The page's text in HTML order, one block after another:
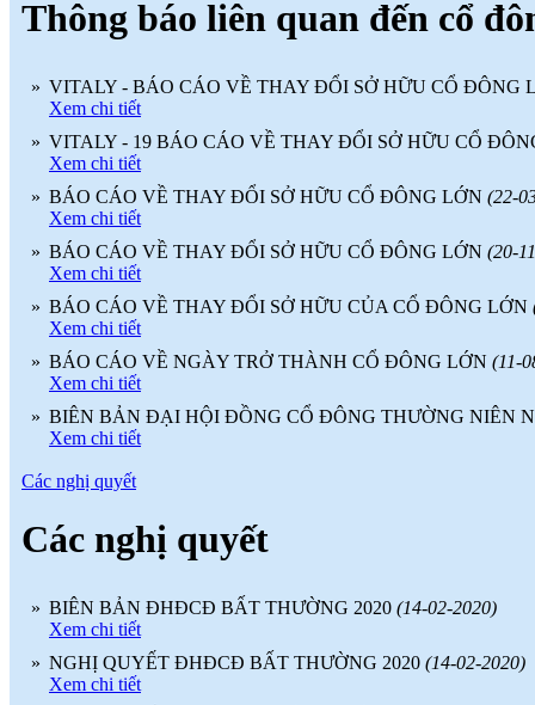
TINH THẦN SÁNG TẠO CỦA
NGƯỜI LAO ĐỘNG (2018-07-05)
CHỨC THÀNH CÔNG ĐHĐCĐ
THƯỜNG NIÊN NĂM 2018
GẠCH MEN THANH THANH TỔ
CHỨC HỘI NGHỊ TỔNG KẾT
TÌNH HÌNH SXKD NĂM 2017 VÀ
TRIỂN KHAI HOẠT ĐỘNG SXKD
NĂM 2018 (2018-01-17
CÔNG ĐOÀN CÔNG TY GẠCH
MEN THANH THANH TỔ CHỨC
THÀNH CÔNG ĐẠI HỘI NHIỆM
KỲ XV (2017 - 2022) (2017-10-04
GẠCH MEN THANH THANH TỔ
CHỨC HỘI THAO MỪNG NGÀY
CÁCH MẠNG THÁNG 8 VÀ
QUỐC KHÁNH 2/9.
GẠCH MEN THANH THANH TỔ
CHỨC THÀNH CÔNG HỘI NGHỊ
NĂM 2017 (2017-10-02
trường và an toàn cho người sử
dụng ( 2017-09-06)
gạch ốp lát ứng dụng công nghệ nano
sẽ là lựa chọn thích hợp
Công nghệ nano là quy trình liên quan
đến việc thiết kế, phân tích, chế tạo
2017-09-06)
Thông báo liên quan đến cổ
» VITALY - BÁO CÁO VỀ THAY ĐỔI SỞ HỮU CỔ ĐÔNG
Xem chi tiết
» VITALY - 19 BÁO CÁO VỀ THAY ĐỔI SỞ HỮU CỔ
Xem chi tiết
» BÁO CÁO VỀ THAY ĐỔI SỞ HỮU CỔ ĐÔNG LỚN (22-
Xem chi tiết
» BÁO CÁO VỀ THAY ĐỔI SỞ HỮU CỔ ĐÔNG LỚN (20-
Xem chi tiết
» BÁO CÁO VỀ THAY ĐỔI SỞ HỮU CỦA CỔ ĐÔNG LỚN
Xem chi tiết
» BÁO CÁO VỀ NGÀY TRỞ THÀNH CỔ ĐÔNG LỚN (11-
Xem chi tiết
» BIÊN BẢN ĐẠI HỘI ĐỒNG CỔ ĐÔNG THƯỜNG NIÊN
Xem chi tiết
Các nghị quyết
Các nghị quyết
» BIÊN BẢN ĐHĐCĐ BẤT THƯỜNG 2020 (14-02-2020)
Xem chi tiết
» NGHỊ QUYẾT ĐHĐCĐ BẤT THƯỜNG 2020 (14-02-2020)
Xem chi tiết